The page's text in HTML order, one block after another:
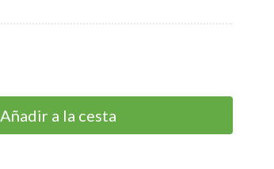
Añadir a la cesta